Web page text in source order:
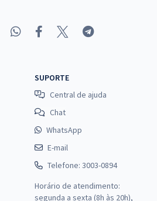
SUPORTE
Central de ajuda
Chat
WhatsApp
E-mail
Telefone: 3003-0894
Horário de atendimento:
segunda a sexta (8h às 20h),